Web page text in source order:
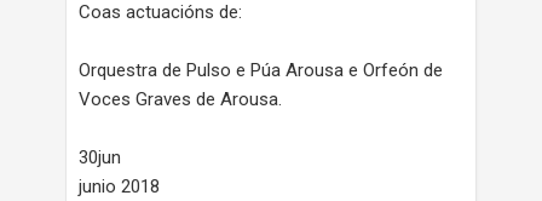
Coas actuacións de:
Orquestra de Pulso e Púa Arousa e Orfeón de
Voces Graves de Arousa.
30jun
junio 2018